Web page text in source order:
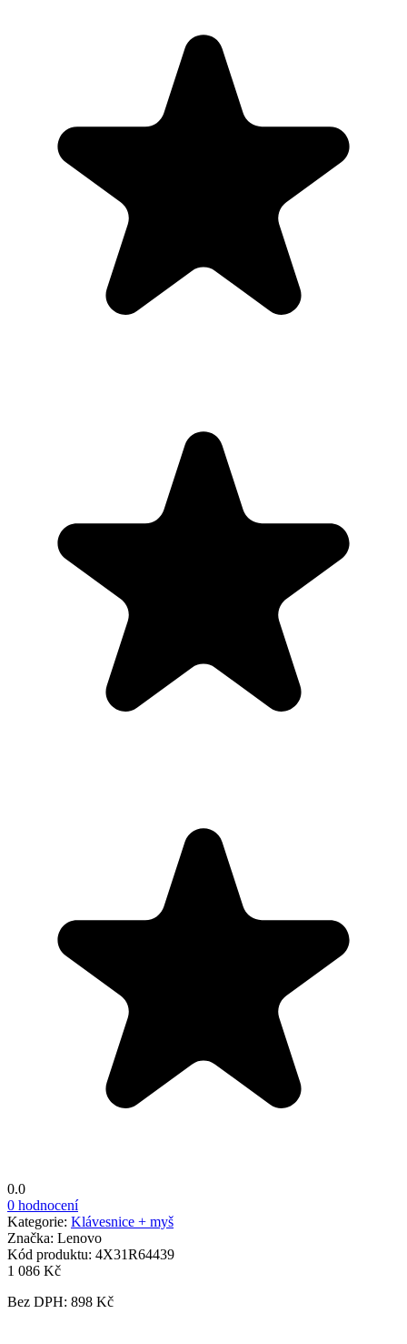
0.0
0 hodnocení
Kategorie: Klávesnice + myš
Značka: Lenovo
Kód produktu: 4X31R64439
1 086 Kč
Bez DPH: 898 Kč